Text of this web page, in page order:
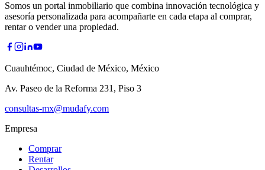
Somos un portal inmobiliario que combina innovación tecnológica y
asesoría personalizada para acompañarte en cada etapa al comprar,
rentar o vender una propiedad.
Cuauhtémoc, Ciudad de México, México
Av. Paseo de la Reforma 231, Piso 3
consultas-mx@mudafy.com
Empresa
Comprar
Rentar